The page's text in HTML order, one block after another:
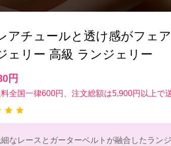
アチュールと透け感がフェ
ェリー 高級 ランジェリー
円
全国一律600円、注文総額は5,900円以上で
なレースとガーターベルトが融合したラン